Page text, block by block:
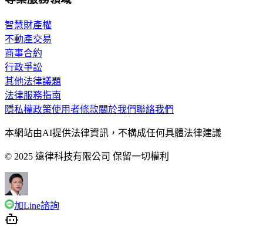
智慧財產權
不動產交易
商事合約
行政爭訟
其他法律議題
法律服務指南
隱私權政策使用者條款關於我們聯絡我們
本網站由AI提供法律資訊，不構成任何具體法律建議
© 2025 遠律科技有限公司 保留一切權利
加Line諮詢